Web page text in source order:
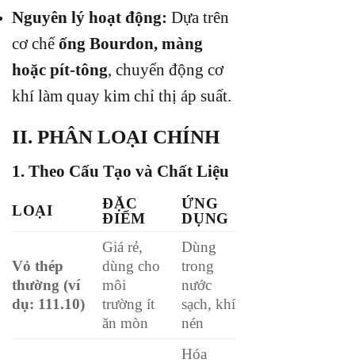
Nguyên lý hoạt động: Dựa trên
cơ chếống Bourdon, màng
hoặc pít-tông , chuyển động cơ
khí làm quay kim chỉ thị áp suất.
II. PHÂN LOẠI CHÍNH
1. Theo Cấu Tạo và Chất Liệu
LOẠI
ĐẶC
ĐIỂM
ỨNG
DỤNG
Vỏ thép
thường (ví
dụ: 111.10)
Giá rẻ,
dùng cho
môi
trường ít
ăn mòn
Dùng
trong
nước
sạch, khí
nén
Hóa